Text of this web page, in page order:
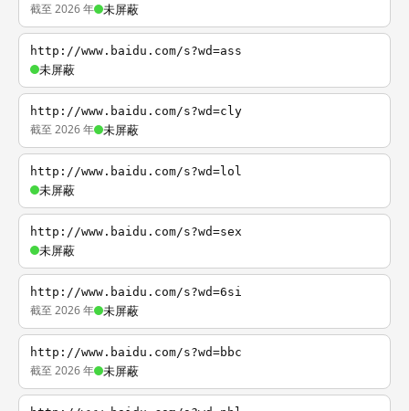
截至 2026 年 未屏蔽
http://www.baidu.com/s?wd=ass
未屏蔽
http://www.baidu.com/s?wd=cly
截至 2026 年 未屏蔽
http://www.baidu.com/s?wd=lol
未屏蔽
http://www.baidu.com/s?wd=sex
未屏蔽
http://www.baidu.com/s?wd=6si
截至 2026 年 未屏蔽
http://www.baidu.com/s?wd=bbc
截至 2026 年 未屏蔽